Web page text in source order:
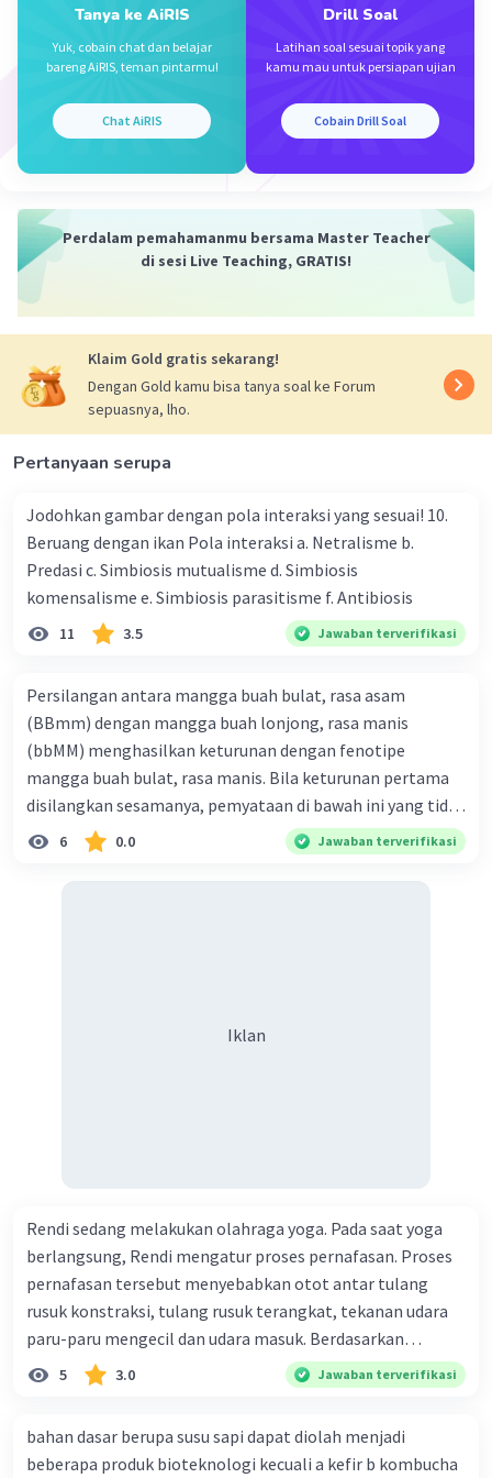
B jawabannya
Beri Rating·0.0(0) Balas
Tanya ke AiRIS
Yuk, cobain chat dan belajar
bareng AiRIS, teman pintarmu!
Chat AiRIS
Drill Soal
Latihan soal sesuai topik yang
kamu mau untuk persiapan ujian
Cobain Drill Soal
Perdalam pemahamanmu bersama Master Teacher
di sesi Live Teaching, GRATIS!
Klaim Gold gratis sekarang!
Dengan Gold kamu bisa tanya soal ke Forum
sepuasnya, lho.
Pertanyaan serupa
Jodohkan gambar dengan pola interaksi yang sesuai! 10.
Beruang dengan ikan Pola interaksi a. Netralisme b.
Predasi c. Simbiosis mutualisme d. Simbiosis
komensalisme e. Simbiosis parasitisme f. Antibiosis
11 3.5 Jawaban terverifikasi
Persilangan antara mangga buah bulat, rasa asam
(BBmm) dengan mangga buah lonjong, rasa manis
(bbMM) menghasilkan keturunan dengan fenotipe
mangga buah bulat, rasa manis. Bila keturunan pertama
disilangkan sesamanya, pemyataan di bawah ini yang tidak
benar mengenai keturunan yang dihasilkan dari
6 0.0 Jawaban terverifikasi
Iklan
Rendi sedang melakukan olahraga yoga. Pada saat yoga
berlangsung, Rendi mengatur proses pernafasan. Proses
pernafasan tersebut menyebabkan otot antar tulang
rusuk konstraksi, tulang rusuk terangkat, tekanan udara
paru-paru mengecil dan udara masuk. Berdasarkan
informasi tersebut, dapat disimpulkan bahwa Rendi
sedang melakukan proses pernafasan....
5 3.0 Jawaban terverifikasi
bahan dasar berupa susu sapi dapat diolah menjadi
beberapa produk bioteknologi kecuali a kefir b kombucha